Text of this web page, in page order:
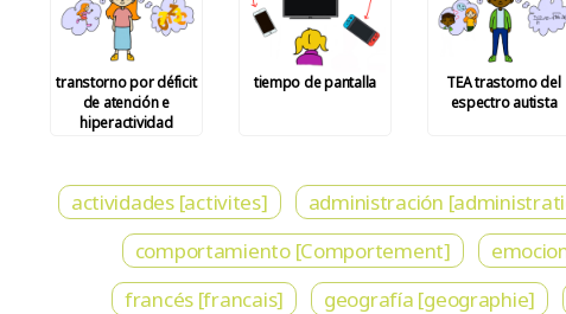
transtorno por déficit
de atención e
hiperactividad
tiempo de pantalla
TEA trastorno del
espectro autista
actividades [activites] administración
comportamiento [Comportement]
francés [francais]
geografía [geographie]